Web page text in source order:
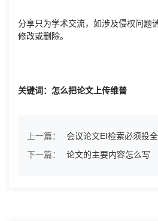
分享只为学术交流，如涉及侵权问题
修改或删除。
关键词：怎么把论文上传维普
上一篇：
会议论文EI检索必须投
下一篇：
论文的主要内容怎么写